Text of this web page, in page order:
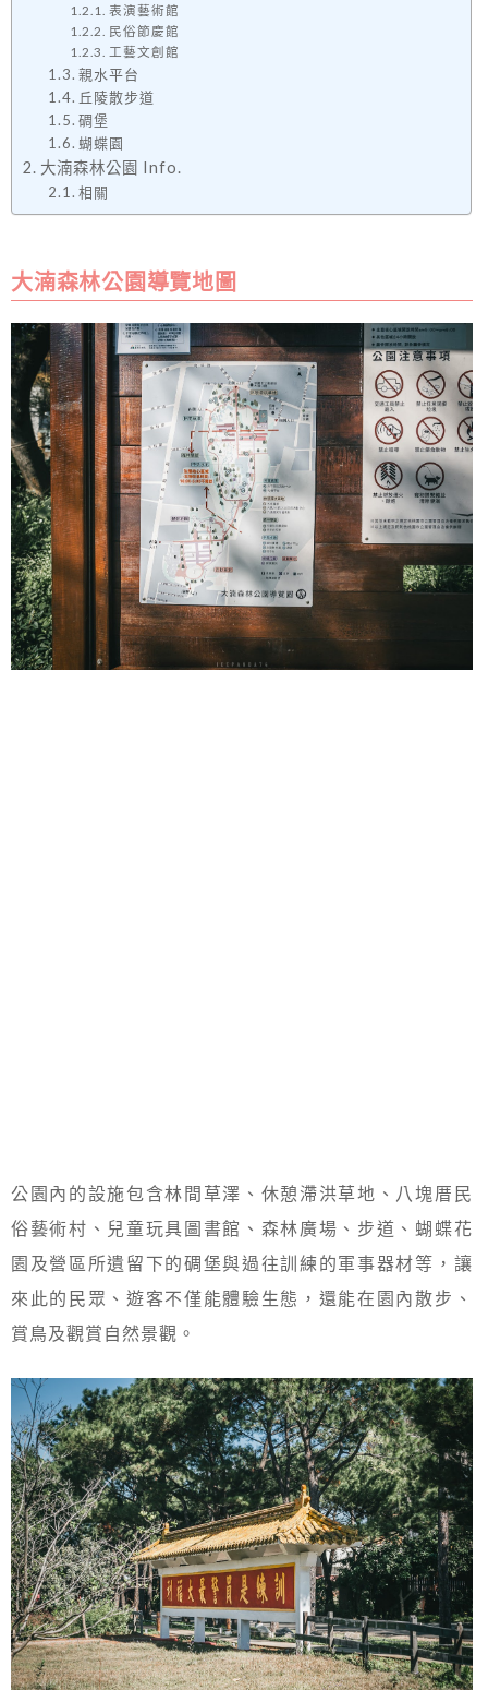
表演藝術館
民俗節慶館
工藝文創館
親水平台
丘陵散步道
碉堡
蝴蝶園
大湳森林公園 Info.
相關
大湳森林公園導覽地圖
公園內的設施包含林間草澤、休憩滯洪草地、八塊厝民
俗藝術村、兒童玩具圖書館、森林廣場、步道、蝴蝶花
園及營區所遺留下的碉堡與過往訓練的軍事器材等，讓
來此的民眾、遊客不僅能體驗生態，還能在園內散步、
賞鳥及觀賞自然景觀。